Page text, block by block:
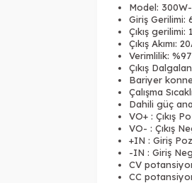
Model:
Giriş Gerilimi:
Çıkış gerilimi:
Çıkış Akımı:
Verimlilik:
Çıkış
Bariyer
Çalışma
Dahili güç
VO+ : Çıkış
VO- : Çıkış
+IN : Giriş
-IN : Giriş
CV
CC